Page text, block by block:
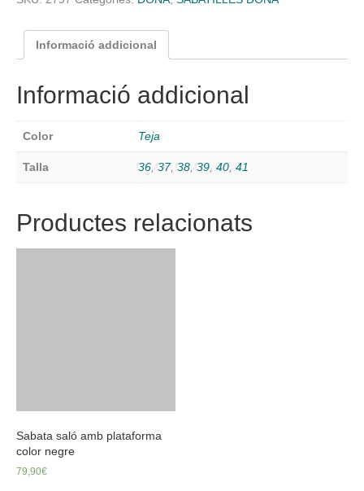
Informació addicional
Informació addicional
Color Teja
Talla 36 37, 38 39 40 41
Productes relacionats
Sabata saló amb plataforma
color negre
79,90€